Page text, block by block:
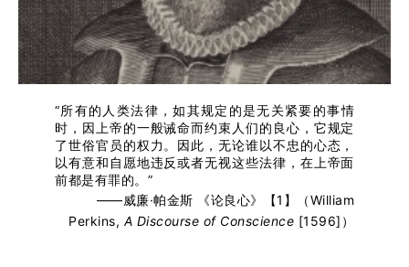
“所有的人类法律，如其规定的是无关紧要的事情
时，因上帝的一般诫命而约束人们的良心，它规定
了世俗官员的权力。因此，无论谁以不忠的心态，
以有意和自愿地违反或者无视这些法律，在上帝面
前都是有罪的。”
——威廉·帕金斯 《论良心》【1】（William
Perkins, A Discourse of Conscience [1596] ）